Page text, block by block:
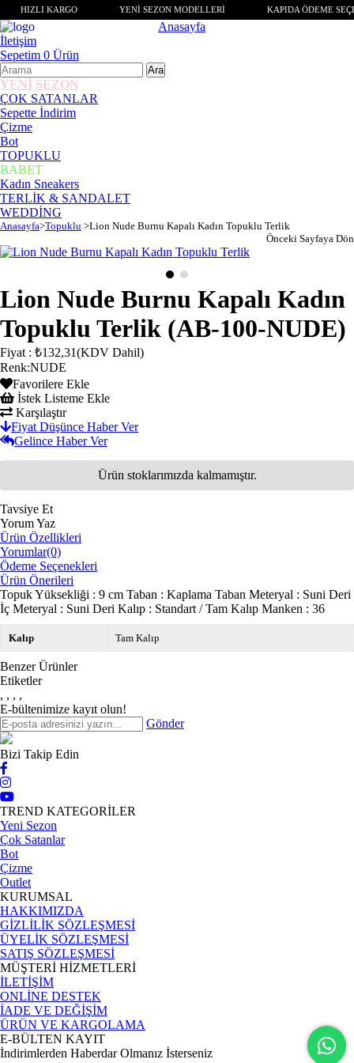
HIZLI KARGO YENİ SEZON MODELLERİ KAPIDA ÖDEME
Anasayfa
İletişim
Sepetim 0 Ürün
YENİ SEZON
ÇOK SATANLAR
Sepette İndirim
Çizme
Bot
TOPUKLU
BABET
Kadın Sneakers
TERLİK & SANDALET
WEDDİNG
Anasayfa>Topuklu >Lion Nude Burnu Kapalı Kadın Topuklu Terlik
Önceki Sayfaya Dön
Lion Nude Burnu Kapalı Kadın
Topuklu Terlik (AB-100-NUDE)
Fiyat : ₺132,31(KDV Dahil)
Renk:NUDE
Favorilere Ekle
İstek Listeme Ekle
Karşılaştır
Fiyat Düşünce Haber Ver
Gelince Haber Ver
Ürün stoklarımızda kalmamıştır.
Tavsiye Et
Yorum Yaz
Ürün Özellikleri
Yorumlar(0)
Ödeme Seçenekleri
Ürün Önerileri
Topuk Yüksekliği : 9 cm Taban : Kaplama Taban Meteryal : Suni Deri
İç Meteryal : Suni Deri Kalıp : Standart / Tam Kalıp Manken : 36
Kalıp Tam Kalıp
Benzer Ürünler
Etiketler
, , , ,
E-bültenimize kayıt olun!
Gönder
Bizi Takip Edin
TREND KATEGORİLER
Yeni Sezon
Çok Satanlar
Bot
Çizme
Outlet
KURUMSAL
HAKKIMIZDA
GİZLİLİK SÖZLEŞMESİ
ÜYELİK SÖZLEŞMESİ
SATIŞ SÖZLEŞMESİ
MÜŞTERİ HİZMETLERİ
İLETİŞİM
ONLİNE DESTEK
İADE VE DEĞİŞİM
ÜRÜN VE KARGOLAMA
E-BÜLTEN KAYIT
İndirimlerden Haberdar Olmanız İsterseniz